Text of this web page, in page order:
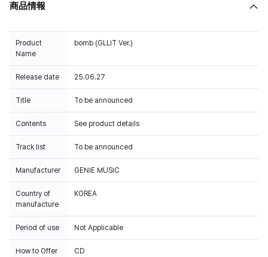
商品情報
Product
Name
bomb (GLLIT Ver.)
Release date 25.06.27
Title To be announced
Contents See product details
Track list To be announced
Manufacturer GENIE MUSIC
Country of
manufacture
KOREA
Period of use Not Applicable
How to Offer
CD